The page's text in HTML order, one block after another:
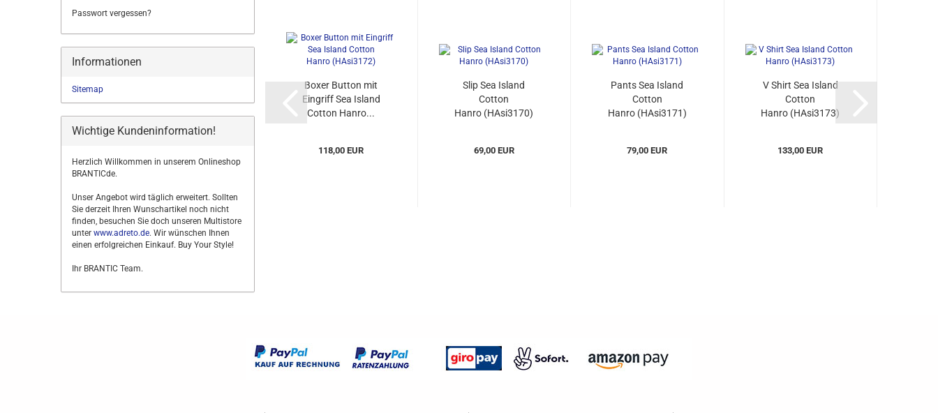
Boxer Button mit
Eingriff Sea Island
Cotton Hanro...
118,00 EUR
Slip Sea Island
Cotton
Hanro (HAsi3170)
69,00 EUR
Pants Sea Island
Cotton
Hanro (HAsi3171)
79,00 EUR
V Shirt Sea Island
Cotton
Hanro (HAsi3173)
133,00 EUR
Passwort vergessen?
Informationen
Sitemap
Wichtige Kundeninformation!
Herzlich Willkommen in unserem Onlineshop
BRANTICde.
Unser Angebot wird täglich erweitert. Sollten
Sie derzeit Ihren Wunschartikel noch nicht
finden, besuchen Sie doch unseren Multistore
unter www.adreto.de. Wir wünschen Ihnen
einen erfolgreichen Einkauf. Buy Your Style!
Ihr BRANTIC Team.